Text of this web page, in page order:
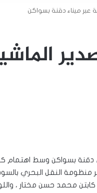
عبر ميناء دقنة بسواكن
بسواكن وسط اهتمام
منظومة النقل البحري
كابتن محمد حسن مختار ،